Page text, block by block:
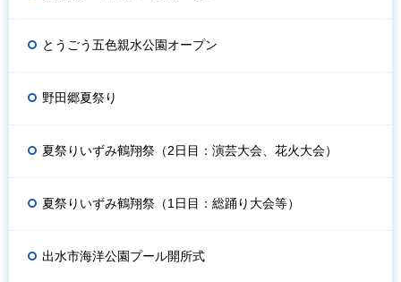
とうごう五色親水公園オープン
野田郷夏祭り
夏祭りいずみ鶴翔祭（2日目：演芸大会、花火大会）
夏祭りいずみ鶴翔祭（1日目：総踊り大会等）
出水市海洋公園プール開所式